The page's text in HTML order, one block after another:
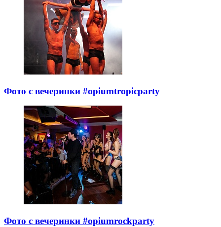
Фото с вечеринки #opiumtropicparty
Фото с вечеринки #opiumrockparty